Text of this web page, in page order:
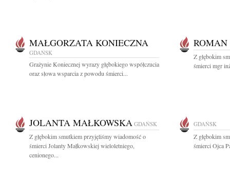
MAŁGORZATA KONIECZNA
GDAŃSK
Grażynie Koniecznej wyrazy głębokiego współczucia
oraz słowa wsparcia z powodu śmierci...
ROMAN
Z głębokim
śmierci mgr
JOLANTA MAŁKOWSKA GDAŃSK
Z głębokim smutkiem przyjęliśmy wiadomość o
śmierci Jolanty Małkowskiej wieloletniego,
cenionego...
GDAŃSK
Z głębokim
śmierci Ojca